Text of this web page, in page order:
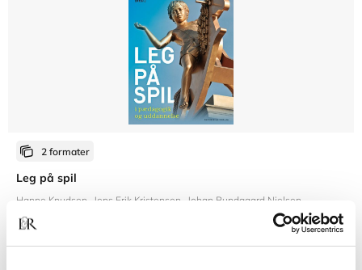
2 formater
Leg på spil
Hanne Knudsen Jens Erik Kristensen Johan Bundgaard Nielsen